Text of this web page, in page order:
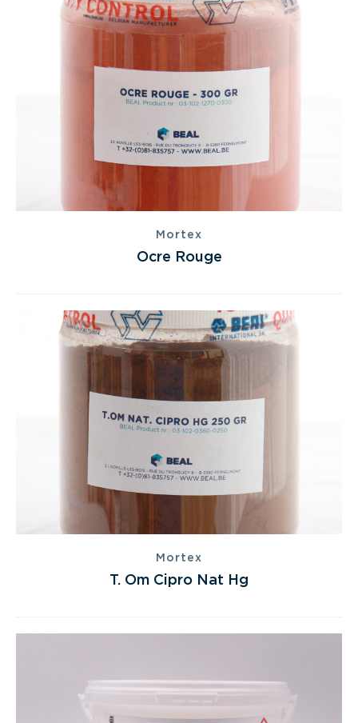
Mortex
Ocre Rouge
Mortex
T. Om Cipro Nat Hg